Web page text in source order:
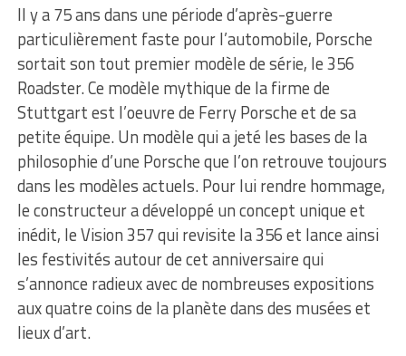
Il y a 75 ans dans une période d’après-guerre
particulièrement faste pour l’automobile, Porsche
sortait son tout premier modèle de série, le 356
Roadster. Ce modèle mythique de la firme de
Stuttgart est l’oeuvre de Ferry Porsche et de sa
petite équipe. Un modèle qui a jeté les bases de la
philosophie d’une Porsche que l’on retrouve toujours
dans les modèles actuels. Pour lui rendre hommage,
le constructeur a développé un concept unique et
inédit, le Vision 357 qui revisite la 356 et lance ainsi
les festivités autour de cet anniversaire qui
s’annonce radieux avec de nombreuses expositions
aux quatre coins de la planète dans des musées et
lieux d’art.